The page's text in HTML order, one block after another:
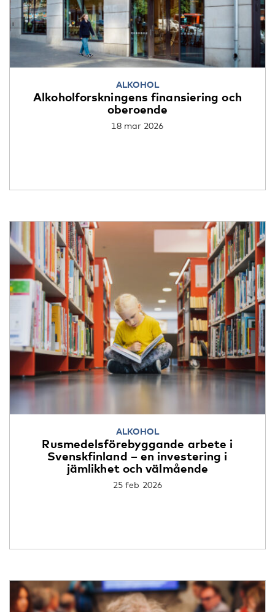
ALKOHOL
Alkoholforskningens finansiering och
oberoende
18 mar 2026
ALKOHOL
Rusmedelsförebyggande arbete i
Svenskfinland – en investering i
jämlikhet och välmående
25 feb 2026